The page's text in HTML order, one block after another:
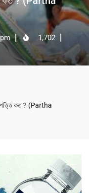
1,702
সম্পত্তি কত ? (Partha